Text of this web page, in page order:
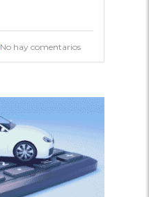
No hay comentarios